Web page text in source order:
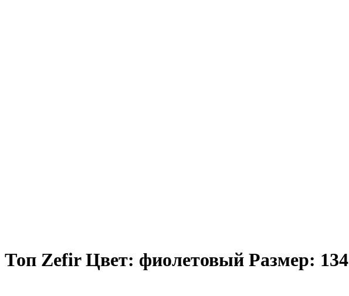
Топ Zefir Цвет: фиолетовый Размер: 134